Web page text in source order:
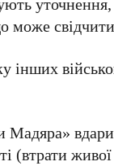
може
Мадяра»
(втрати